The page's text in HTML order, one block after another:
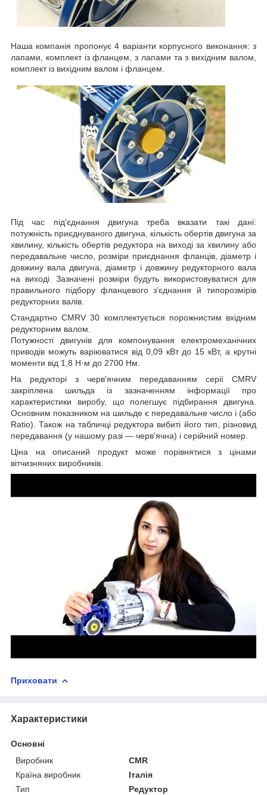
Наша компанія пропонує 4 варіанти корпусного виконання: з
лапами, комплект із фланцем, з лапами та з вихідним валом,
комплект із вихідним валом і фланцем.
Під час під'єднання двигуна треба вказати такі дані:
потужність приєднуваного двигуна, кількість обертів двигуна за
хвилину, кількість обертів редуктора на виході за хвилину або
передавальне число, розміри приєднання фланців, діаметр і
довжину вала двигуна, діаметр і довжину редукторного вала
на виході. Зазначені розміри будуть використовуватися для
правильного підбору фланцевого з'єднання й типорозмірів
редукторних валів.
Стандартно CMRV 30 комплектується порожнистим вхідним
редукторним валом.
Потужності двигунів для компонування електромеханічних
приводів можуть варіюватися від 0,09 кВт до 15 кВт, а крутні
моменти від 1,8 Н·м до 2700 Нм.
На редукторі з черв'ячним передаванням серії CMRV
закріплена шильда із зазначенням інформації про
характеристики виробу, що полегшує підбирання двигуна.
Основним показником на шильде є передавальне число i (або
Ratio). Також на табличці редуктора вибиті його тип, різновид
передавання (у нашому разі — черв'ячна) і серійний номер.
Ціна на описаний продукт може порівнятися з цінами
вітчизняних виробників.
Приховати
Характеристики
Основні
Виробник
CMR
Країна виробник
Італія
Тип
Редуктор